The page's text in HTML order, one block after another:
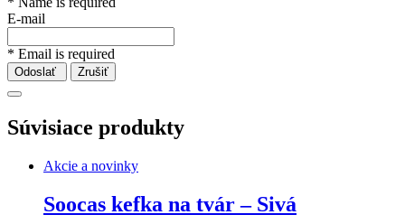
E-mail
* Email is required
Odoslať Zrušiť
Súvisiace produkty
Akcie a novinky
Soocas kefka na tvár – Sivá